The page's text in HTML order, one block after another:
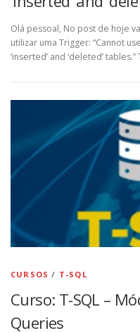
Olá pessoal, No post de hoje
utilizar uma Trigger: “Cannot
‘inserted’ and ‘deleted’
CURSOS / T-SQL
Curso: T-SQL –
Queries